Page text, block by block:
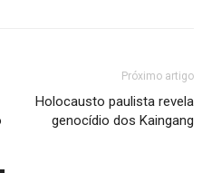
Próximo artigo
Holocausto paulista revela
genocídio dos Kaingang